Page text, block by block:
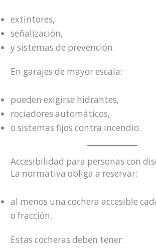
extintores,
señalización,
y sistemas de prevención.
En garajes de mayor escala:
pueden exigirse hidrantes,
rociadores automáticos,
o sistemas fijos contra incendio.
Accesibilidad para personas con
La normativa obliga a reservar:
al menos una cochera accesible
o fracción.
Estas cocheras deben tener: